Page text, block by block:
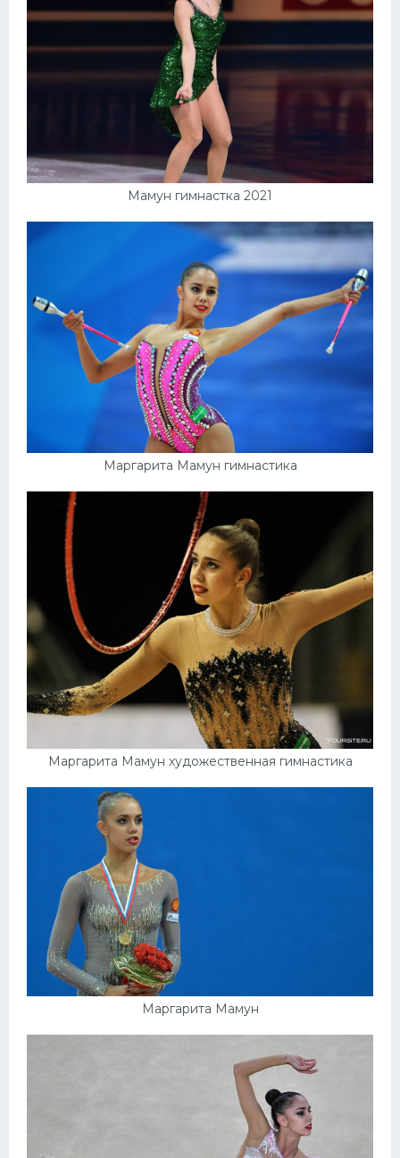
Мамун гимнастка 2021
Маргарита Мамун гимнастика
Маргарита Мамун художественная гимнастика
Маргарита Мамун